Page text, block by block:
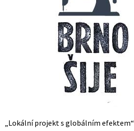
„Lokální projekt s globálním efektem“